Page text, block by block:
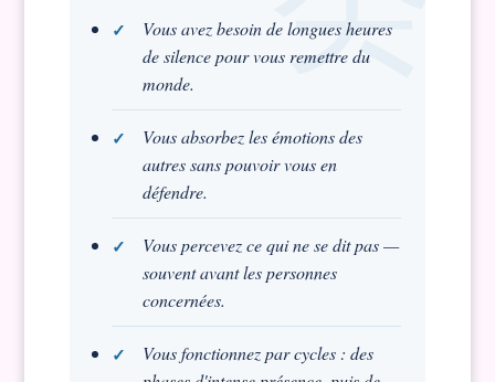
Vous avez besoin de longues heures
de silence pour vous remettre du
monde.
Vous absorbez les émotions des
autres sans pouvoir vous en
défendre.
Vous percevez ce qui ne se dit pas —
souvent avant les personnes
concernées.
Vous fonctionnez par cycles : des